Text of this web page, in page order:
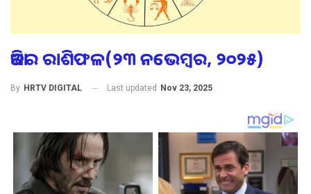
ଆଜିର ରାଶିଫଳ(୨୩ ନଭେମ୍ବର, ୨୦୨୫)
By HRTV DIGITAL Last updated Nov 23, 2025